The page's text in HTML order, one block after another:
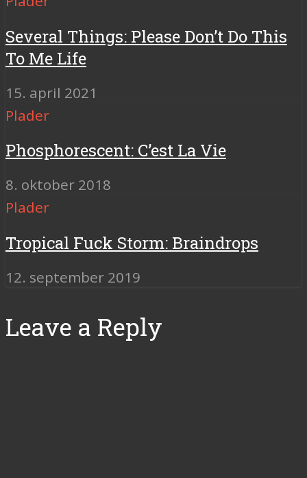
Several Things: Please Don’t Do This
To Me Life
15. april 2021
Plader
Phosphorescent: C’est La Vie
8. oktober 2018
Plader
Tropical Fuck Storm: Braindrops
12. september 2019
Leave a Reply